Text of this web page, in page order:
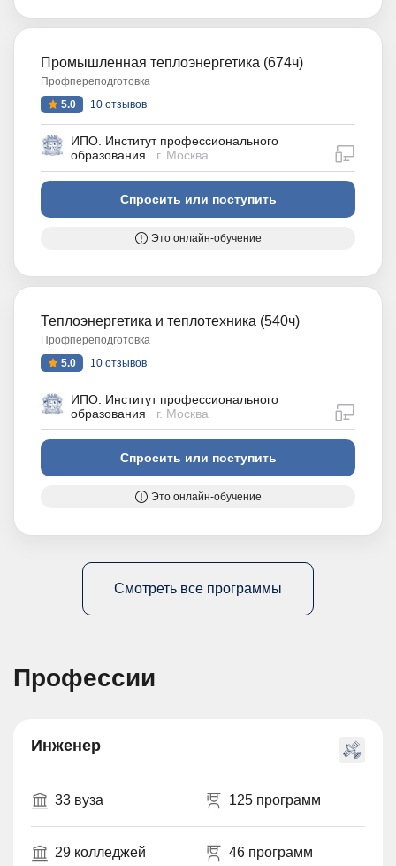
Промышленная теплоэнергетика (674ч)
Профпереподготовка
5.0
10 отзывов
ИПО. Институт профессионального
образования
г. Москва
Спросить или поступить
Это онлайн-обучение
Теплоэнергетика и теплотехника (540ч)
Профпереподготовка
5.0
10 отзывов
ИПО. Институт профессионального
образования
г. Москва
Спросить или поступить
Это онлайн-обучение
Смотреть все программы
Профессии
Инженер
33 вуза 125 программ
29 колледжей 46 программ